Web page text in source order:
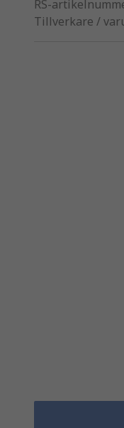
RS-
Tillverkare /